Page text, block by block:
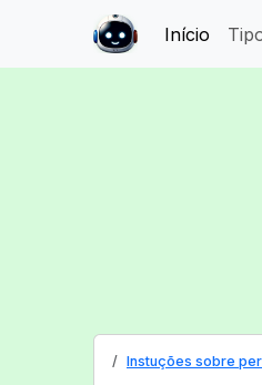
Início
Instuções sobre